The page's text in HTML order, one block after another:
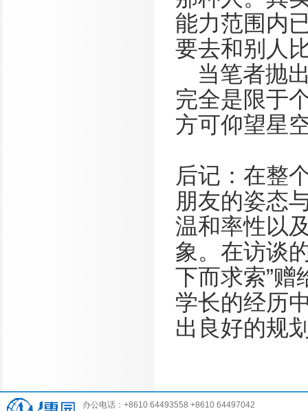
能力范围内
要去和别人
当笔者抛
完全是限于
方可仰望星
后记：在整
朋友的姿态
温和率性以
象。在访谈
下而求索”赠
学长的经历
出良好的规
办公电话：+8610 64493558 +8610 64497042